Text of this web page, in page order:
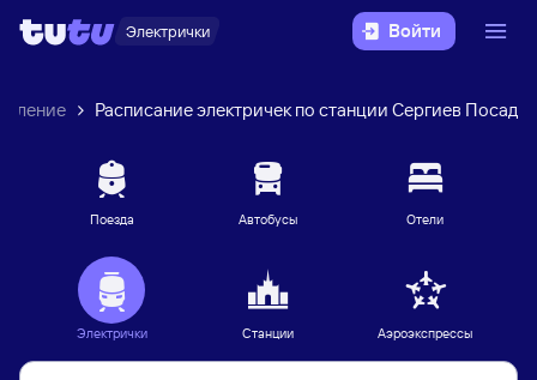
Электрички Войти
Расписание электричек по станции Сергиев Посад
Поезда Автобусы Отели
Электрички Станции Аэроэкспрессы